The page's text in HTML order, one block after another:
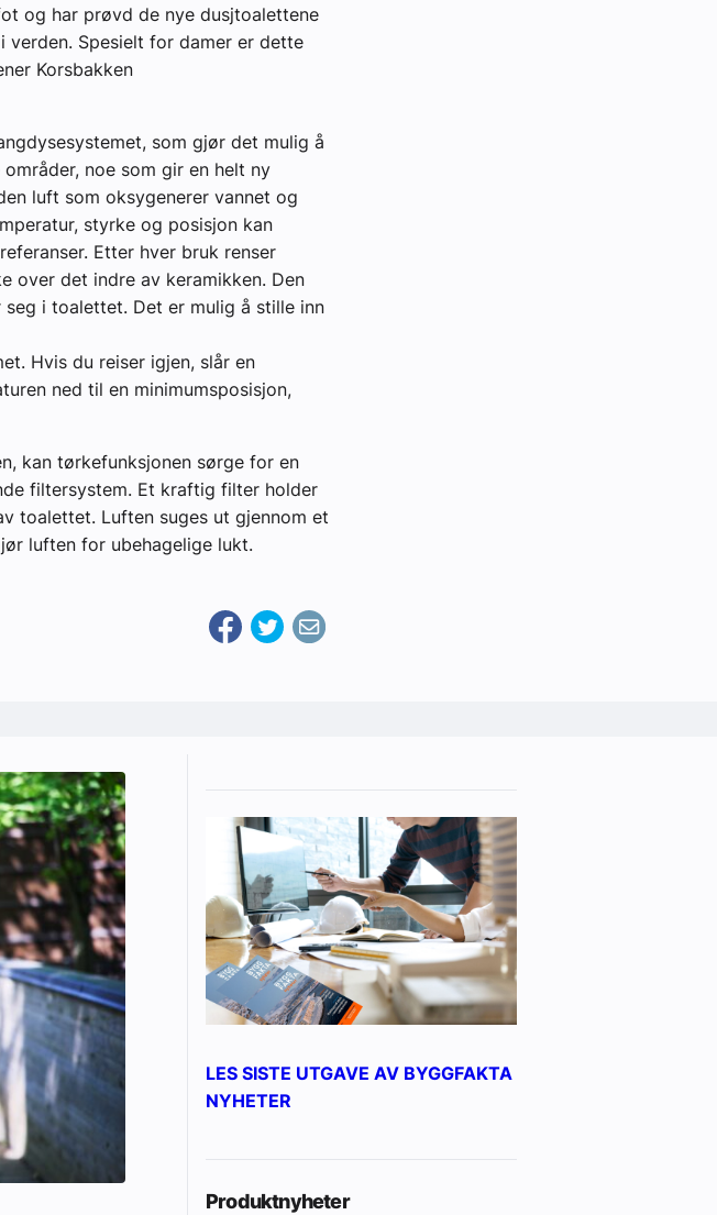
og har prøvd de nye dusjtoalettene
Spesielt for damer er dette
Korsbakken
som gjør det mulig å
noe som gir en helt ny
luft som oksygenerer vannet og
styrke og posisjon kan
Etter hver bruk renser
over det indre av keramikken. Den
i toalettet. Det er mulig å stille inn
Hvis du reiser igjen, slår en
ned til en minimumsposisjon,
kan tørkefunksjonen sørge for en
filtersystem. Et kraftig filter holder
toalettet. Luften suges ut gjennom et
luften for ubehagelige lukt.
LES SISTE UTGAVE AV BYGGFAKTA
NYHETER
Produktnyheter